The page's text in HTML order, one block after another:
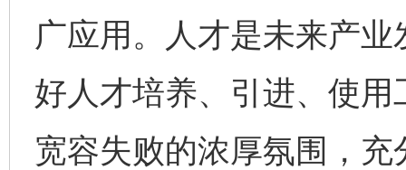
广应用。人才是未来产
好人才培养、引进、使
宽容失败的浓厚氛围，